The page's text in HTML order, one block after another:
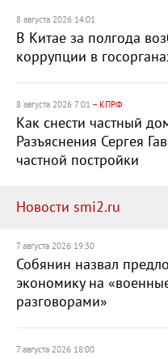
8 августа 2026 14:01
В Китае за полгода
коррупции в
8 августа 2026 7:01 – КПРФ
Как снести частный
Разъяснения Сергея
частной постройки
Новости smi2.ru
7 августа 2026 19:30
Собянин назвал
экономику на
разговорами»
7 августа 2026 18:00